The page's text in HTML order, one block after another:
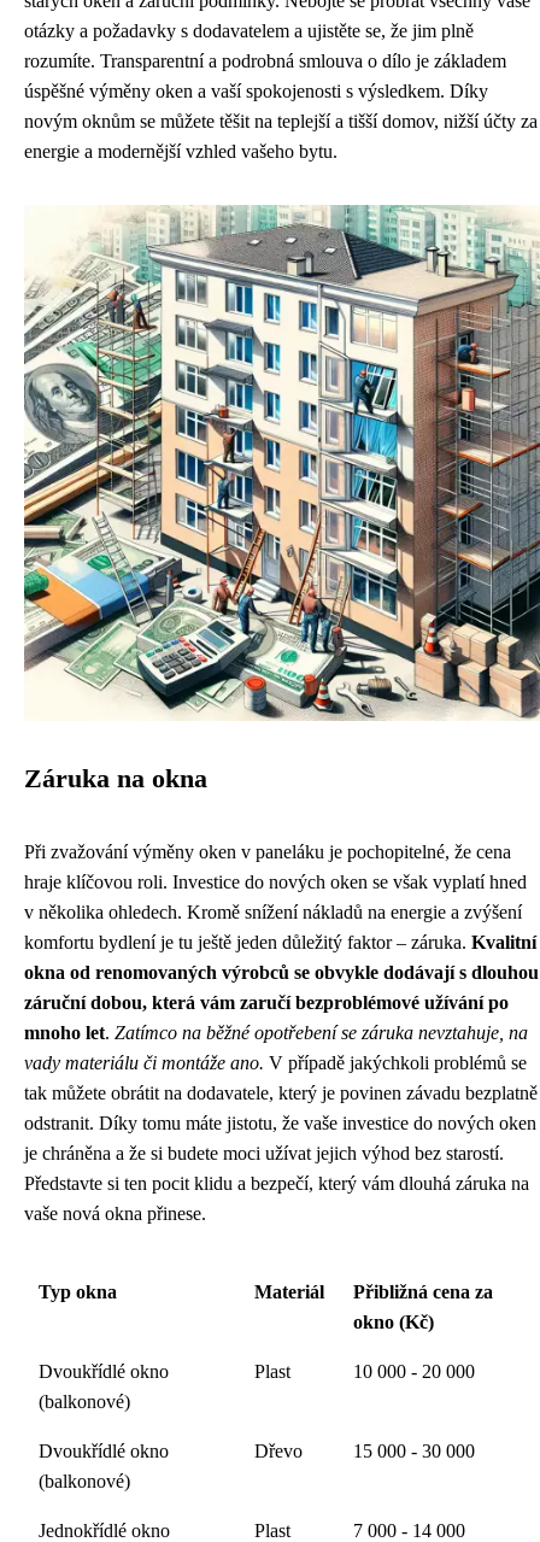
otázky a požadavky s dodavatelem a ujistěte se, že jim plně
rozumíte. Transparentní a podrobná smlouva o dílo je základem
úspěšné výměny oken a vaší spokojenosti s výsledkem. Díky
novým oknům se můžete těšit na teplejší a tišší domov, nižší účty za
energie a modernější vzhled vašeho bytu.
Záruka na okna
Při zvažování výměny oken v paneláku je pochopitelné, že cena
hraje klíčovou roli. Investice do nových oken se však vyplatí hned
v několika ohledech. Kromě snížení nákladů na energie a zvýšení
komfortu bydlení je tu ještě jeden důležitý faktor – záruka. Kvalitní
okna od renomovaných výrobců se obvykle dodávají s dlouhou
záruční dobou, která vám zaručí bezproblémové užívání po
mnoho let. Zatímco na běžné opotřebení se záruka nevztahuje, na
vady materiálu či montáže ano. V případě jakýchkoli problémů se
tak můžete obrátit na dodavatele, který je povinen závadu bezplatně
odstranit. Díky tomu máte jistotu, že vaše investice do nových oken
je chráněna a že si budete moci užívat jejich výhod bez starostí.
Představte si ten pocit klidu a bezpečí, který vám dlouhá záruka na
vaše nová okna přinese.
Typ okna Materiál
Přibližná cena za
okno (Kč)
Dvoukřídlé okno
(balkonové)
Plast 10 000 - 20 000
Dvoukřídlé okno
(balkonové)
Dřevo 15 000 - 30 000
Jednokřídlé okno Plast 7 000 - 14 000